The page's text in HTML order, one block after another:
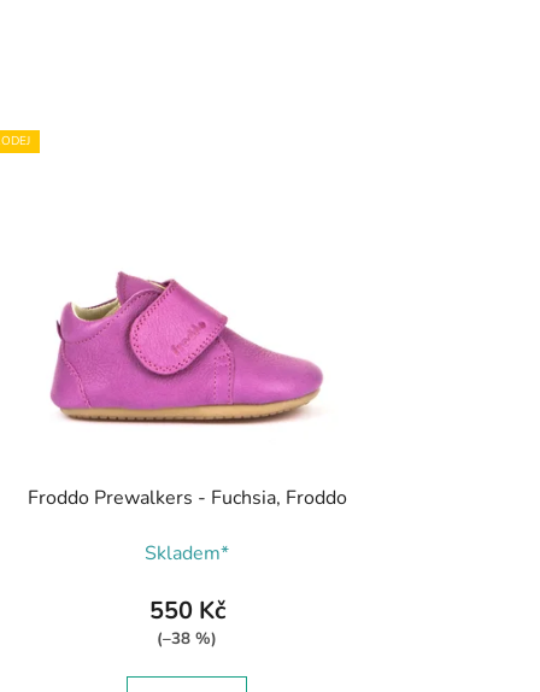
Froddo Prewalkers - Fuchsia, Froddo
Skladem*
550 Kč
(–38 %)